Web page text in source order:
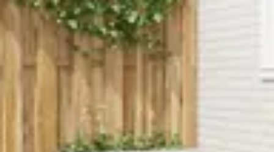
Jardinage Petits Espaces
Plantes adaptéesEquipementAménagement
pratiques
Jardinage Petits Espaces